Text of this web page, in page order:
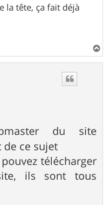
la tête, ça fait déjà
a
du site
de ce sujet
télécharger
ils sont tous